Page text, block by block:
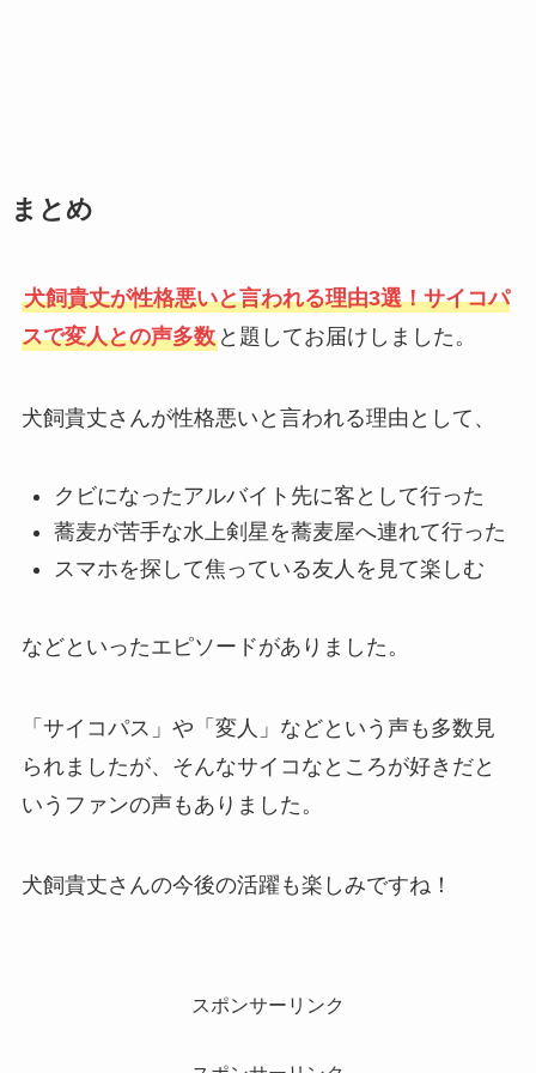
まとめ
犬飼貴丈が性格悪いと言われる理由3選！サイコパ
スで変人との声多数と題してお届けしました。
犬飼貴丈さんが性格悪いと言われる理由として、
クビになったアルバイト先に客として行った
蕎麦が苦手な水上剣星を蕎麦屋へ連れて行った
スマホを探して焦っている友人を見て楽しむ
などといったエピソードがありました。
「サイコパス」や「変人」などという声も多数見
られましたが、そんなサイコなところが好きだと
いうファンの声もありました。
犬飼貴丈さんの今後の活躍も楽しみですね！
スポンサーリンク